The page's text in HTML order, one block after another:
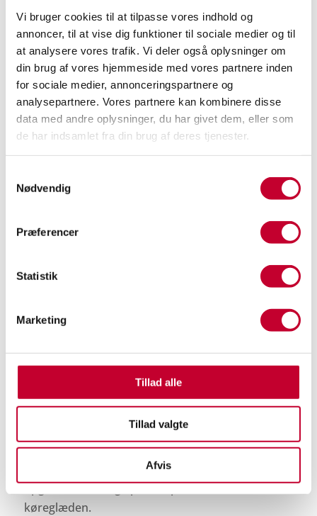
Vi bruger cookies til at tilpasse vores indhold og
annoncer, til at vise dig funktioner til sociale medier og til
at analysere vores trafik. Vi deler også oplysninger om
din brug af vores hjemmeside med vores partnere inden
for sociale medier, annonceringspartnere og
analysepartnere. Vores partnere kan kombinere disse
data med andre oplysninger, du har givet dem, eller som
de har indsamlet fra din brug af deres tjenester.
Nødvendig
Præferencer
Statistik
Marketing
Tillad alle
Tillad valgte
Afvis
KGM modeller
Dyk ned i de spændende modeller fra KGM. Med
KGM Torres og KGM Musso får du moderne biler,
der kombinerer robust design, høj komfort og
avanceret teknologi. Uanset om du leder efter en
alsidig SUV til familien eller en stærk pick-up til
arbejde og fritid, tilbyder KGM en løsning, der
matcher dine behov.
KGM Torres er en markant SUV, der skiller sig ud
rummelige kabine, de komfortable
sikkerhedssystemer gør Torres til et oplagt valg
for både hverdagskørsel og længere ture. Med
leverer Torres en tryg og behagelig køreoplevelse
kombinerer imponerende trækkraft og lasteevne
med moderne komfort og praktisk udstyr. Musso
er velegnet til både erhverv og fritid, hvor den
leverer den nødvendige robusthed til krævende
opgaver uden at gå på kompromis med
køreglæden.